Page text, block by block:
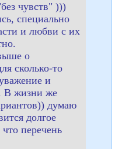
чувств" )))
специально
и любви с их
о
сколько-то
и
В жизни же
думаю
долгое
перечень